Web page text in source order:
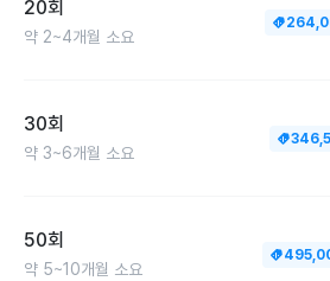
20회
약 2~4개월 소요
30회
약 3~6개월 소요
50회
약 5~10개월 소요